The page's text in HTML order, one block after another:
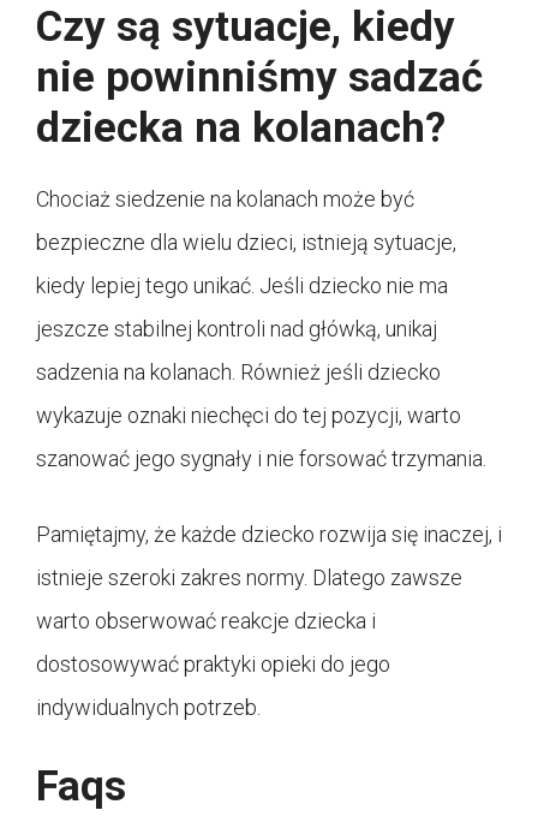
Czy są sytuacje, kiedy
nie powinniśmy sadzać
dziecka na kolanach?
Chociaż siedzenie na kolanach może być
bezpieczne dla wielu dzieci, istnieją sytuacje,
kiedy lepiej tego unikać. Jeśli dziecko nie ma
jeszcze stabilnej kontroli nad główką, unikaj
sadzenia na kolanach. Również jeśli dziecko
wykazuje oznaki niechęci do tej pozycji, warto
szanować jego sygnały i nie forsować trzymania.
Pamiętajmy, że każde dziecko rozwija się inaczej, i
istnieje szeroki zakres normy. Dlatego zawsze
warto obserwować reakcje dziecka i
dostosowywać praktyki opieki do jego
indywidualnych potrzeb.
Faqs